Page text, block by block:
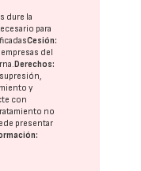
dure la
para
Cesión:
empresas del
Derechos:
y
con
no
presentar